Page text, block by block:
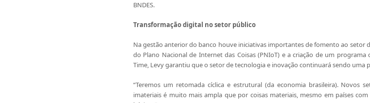
BNDES.
Transformação digital no setor público
Na gestão anterior do banco houve iniciativas importantes de fomento ao setor
do Plano Nacional de Internet das Coisas (PNIoT) e a criação de um
Time, Levy garantiu que o setor de tecnologia e inovação continuará sendo uma
“Teremos um retomada cíclica e estrutural (da economia brasileira). Novos
imateriais é muito mais ampla que por coisas materiais, mesmo em países